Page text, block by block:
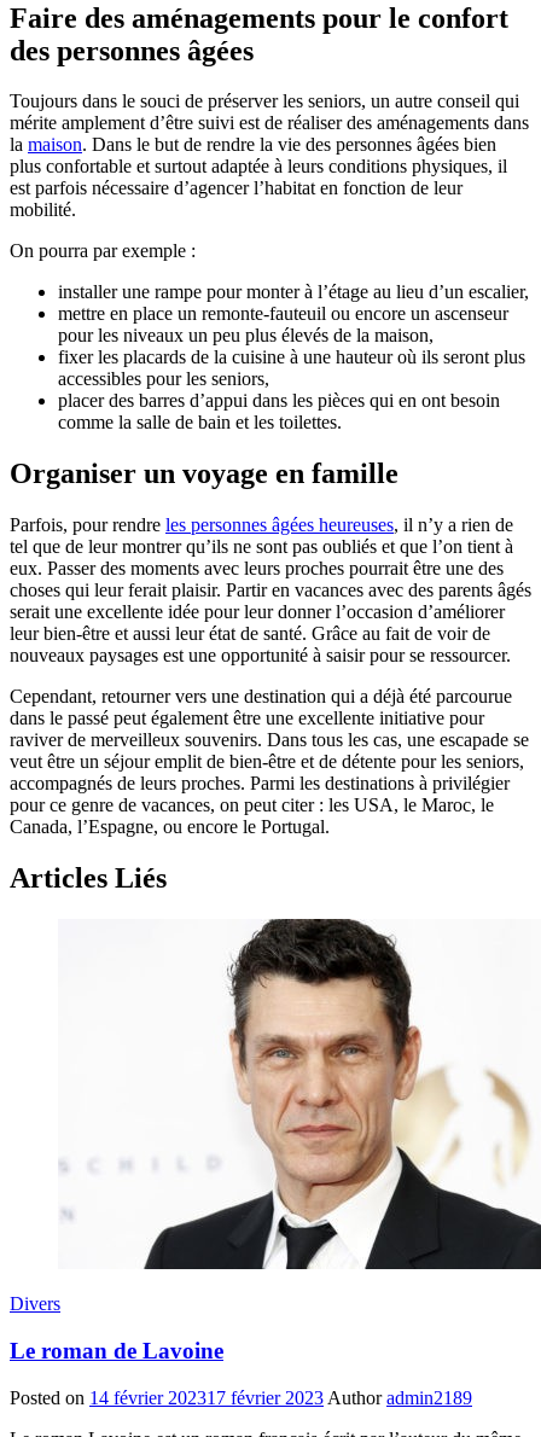
Faire des aménagements pour le confort
des personnes âgées
Toujours dans le souci de préserver les seniors, un autre conseil qui
mérite amplement d’être suivi est de réaliser des aménagements dans
la maison. Dans le but de rendre la vie des personnes âgées bien
plus confortable et surtout adaptée à leurs conditions physiques, il
est parfois nécessaire d’agencer l’habitat en fonction de leur
mobilité.
On pourra par exemple :
installer une rampe pour monter à l’étage au lieu d’un escalier,
mettre en place un remonte-fauteuil ou encore un ascenseur
pour les niveaux un peu plus élevés de la maison,
fixer les placards de la cuisine à une hauteur où ils seront plus
accessibles pour les seniors,
placer des barres d’appui dans les pièces qui en ont besoin
comme la salle de bain et les toilettes.
Organiser un voyage en famille
Parfois, pour rendre les personnes âgées heureuses, il n’y a rien de
tel que de leur montrer qu’ils ne sont pas oubliés et que l’on tient à
eux. Passer des moments avec leurs proches pourrait être une des
choses qui leur ferait plaisir. Partir en vacances avec des parents âgés
serait une excellente idée pour leur donner l’occasion d’améliorer
leur bien-être et aussi leur état de santé. Grâce au fait de voir de
nouveaux paysages est une opportunité à saisir pour se ressourcer.
Cependant, retourner vers une destination qui a déjà été parcourue
dans le passé peut également être une excellente initiative pour
raviver de merveilleux souvenirs. Dans tous les cas, une escapade se
veut être un séjour emplit de bien-être et de détente pour les seniors,
accompagnés de leurs proches. Parmi les destinations à privilégier
pour ce genre de vacances, on peut citer : les USA, le Maroc, le
Canada, l’Espagne, ou encore le Portugal.
Articles Liés
Divers
Le roman de Lavoine
Posted on 14 février 202317 février 2023 Author admin2189